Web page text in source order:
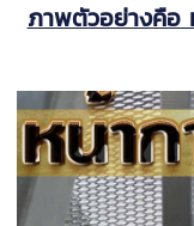
ภาพตัวอย่างคือ